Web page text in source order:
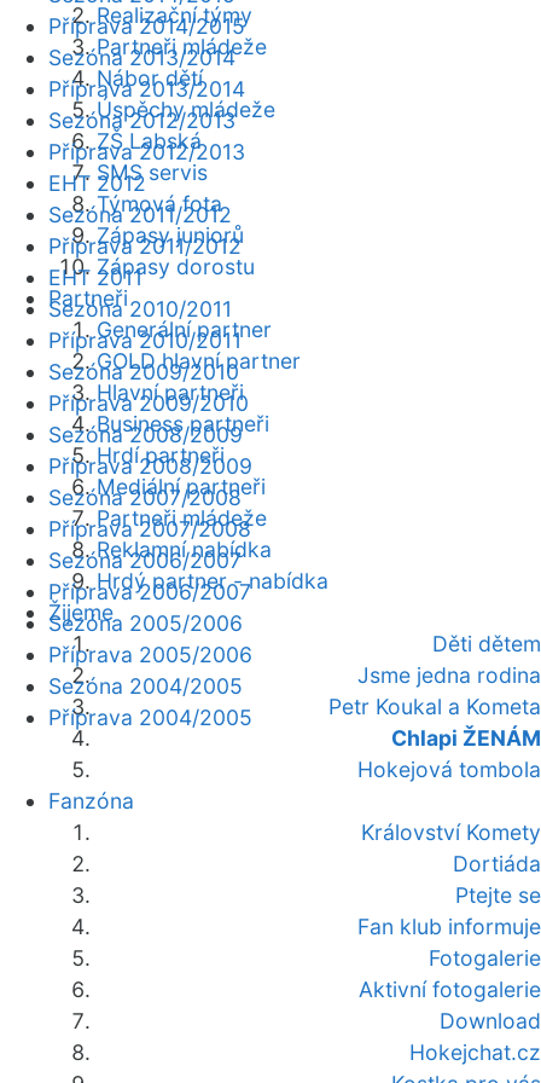
Realizační týmy
Partneři mládeže
Nábor dětí
Úspěchy mládeže
ZŠ Labská
SMS servis
Týmová fota
Zápasy juniorů
Zápasy dorostu
Partneři
Generální partner
GOLD hlavní partner
Hlavní partneři
Business partneři
Hrdí partneři
Mediální partneři
Partneři mládeže
Reklamní nabídka
Hrdý partner - nabídka
Žijeme
Děti dětem
Jsme jedna rodina
Petr Koukal a Kometa
Chlapi ŽENÁM
Hokejová tombola
Fanzóna
Království Komety
Dortiáda
Ptejte se
Fan klub informuje
Fotogalerie
Aktivní fotogalerie
Download
Hokejchat.cz
Příprava 2014/2015
Sezóna 2013/2014
Příprava 2013/2014
Sezóna 2012/2013
Příprava 2012/2013
EHT 2012
Sezóna 2011/2012
Příprava 2011/2012
EHT 2011
Sezóna 2010/2011
Příprava 2010/2011
Sezóna 2009/2010
Příprava 2009/2010
Sezóna 2008/2009
Příprava 2008/2009
Sezóna 2007/2008
Příprava 2007/2008
Sezóna 2006/2007
Příprava 2006/2007
Sezóna 2005/2006
Příprava 2005/2006
Sezóna 2004/2005
Příprava 2004/2005